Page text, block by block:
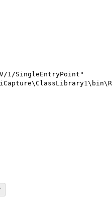
1/SingleEntryPoint"